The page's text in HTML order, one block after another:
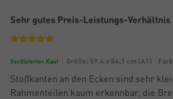
Sehr gutes Preis-Leistungs-Verhältnis
Verifizierter Kauf Größe: 59,4 x 84,1 cm (A1)
Stoßkanten an den Ecken sind sehr
Rahmenteilen kaum erkennbar, die